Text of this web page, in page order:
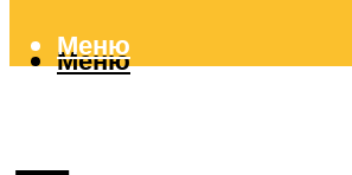
Меню
Меню